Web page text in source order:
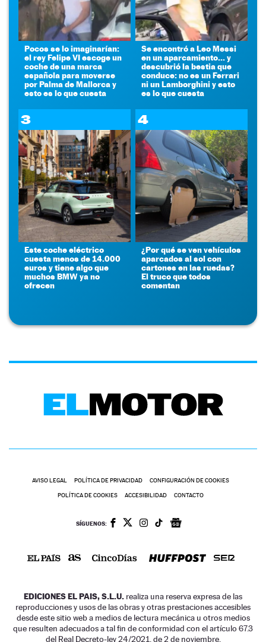
Pocos se lo imaginarían:
el rey Felipe VI escoge un
coche de una marca
española para moverse
por Palma de Mallorca y
esto es lo que cuesta
Se encontró a Leo Messi
en un aparcamiento... y
descubrió la bestia que
conduce: no es un Ferrari
ni un Lamborghini y esto
es lo que cuesta
3
Este coche eléctrico
cuesta menos de 14.000
euros y tiene algo que
muchos BMW ya no
ofrecen
4
¿Por qué se ven vehículos
aparcados al sol con
cartones en las ruedas?
El truco que todos
comentan
AVISO LEGAL POLÍTICA DE PRIVACIDAD CONFIGURACIÓN DE COOKIES
POLÍTICA DE COOKIES ACCESIBILIDAD CONTACTO
SÍGUENOS:
EDICIONES EL PAIS, S.L.U. realiza una reserva expresa de las
reproducciones y usos de las obras y otras prestaciones accesibles
desde este sitio web a medios de lectura mecánica u otros medios
que resulten adecuados a tal fin de conformidad con el artículo 67.3
del Real Decreto-ley 24/2021, de 2 de noviembre.